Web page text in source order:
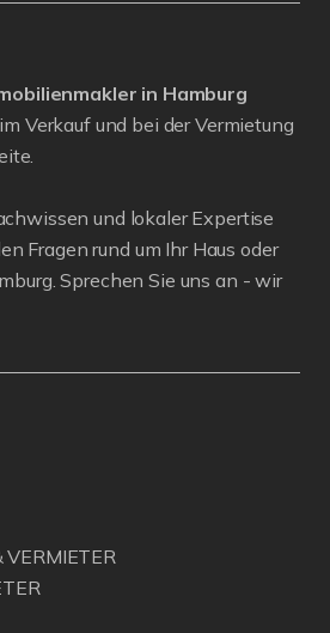
in Hamburg
Verkauf und bei der Vermietung
und lokaler Expertise
Fragen rund um Ihr Haus oder
Sprechen Sie uns an - wir
VERMIETER